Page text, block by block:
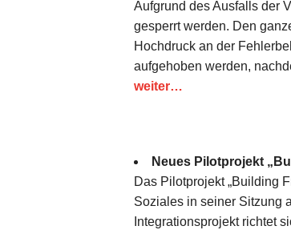
Aufgrund des Ausfalls der
gesperrt werden. Den
Hochdruck an der
aufgehoben werden,
weiter…
Neues Pilotprojekt
Das Pilotprojekt „Building
Soziales in seiner Sitzung
Integrationsprojekt richtet